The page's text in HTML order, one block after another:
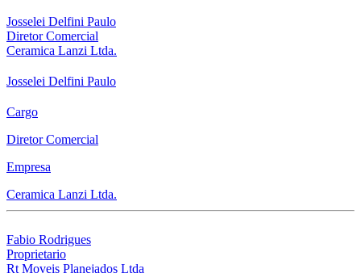
Josselei Delfini Paulo
Diretor Comercial
Ceramica Lanzi Ltda.
Josselei Delfini Paulo
Cargo
Diretor Comercial
Empresa
Ceramica Lanzi Ltda.
Fabio Rodrigues
Proprietario
Rt Moveis Planejados Ltda